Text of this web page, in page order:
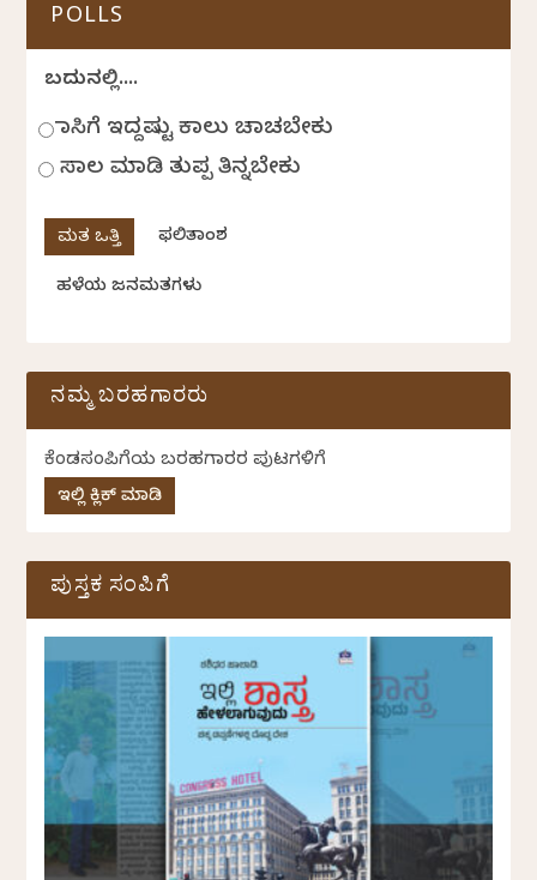
POLLS
ಬದುಕಿನಲ್ಲಿ....
ಹಾಸಿಗೆ ಇದ್ದಷ್ಟು ಕಾಲು ಚಾಚಬೇಕು
ಸಾಲ ಮಾಡಿ ತುಪ್ಪ ತಿನ್ನಬೇಕು
ಫಲಿತಾಂಶ
ಹಳೆಯ ಜನಮತಗಳು
ನಮ್ಮ ಬರಹಗಾರರು
ಕೆಂಡಸಂಪಿಗೆಯ ಬರಹಗಾರರ ಪುಟಗಳಿಗೆ
ಇಲ್ಲಿ ಕ್ಲಿಕ್ ಮಾಡಿ
ಪುಸ್ತಕ ಸಂಪಿಗೆ